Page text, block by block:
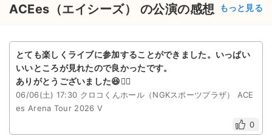
ACEes（エイシーズ） の公演の感想 もっと見る
とても楽しくライブに参加することができました。いっぱい
いいところが見れたので良かったです。
ありがとうございました😆🙇‍♀️
06/06(土) 17:30 クロコくんホール（NGKスポーツプラザ） ACE
es Arena Tour 2026 V
0